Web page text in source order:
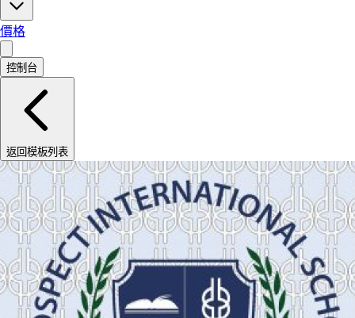
價格
控制台
返回模板列表